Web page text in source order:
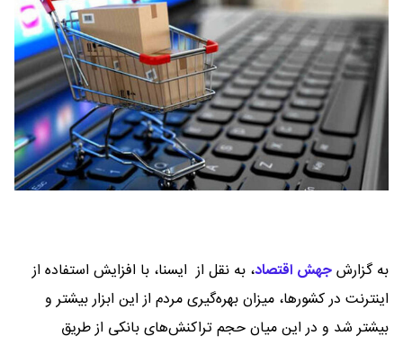
به گزارشجهش اقتصاد، به نقل از ایسنا، با افزایش استفاده از
اینترنت در کشورها، میزان بهره‌گیری مردم از این ابزار بیشتر و
بیشتر شد و در این میان حجم تراکنش‌های بانکی از طریق